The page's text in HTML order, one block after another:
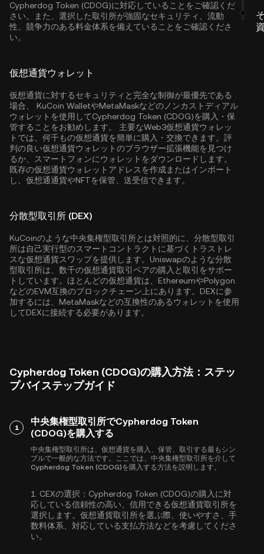
Cypherdog Token (CDOG)に対応していることをご確認くだ
さい。また、選択した取引所が強固なセキュリティ、流動
性、競争力のある料金体系を備えていることをご確認くださ
い。
仮想通貨ウォレット
仮想通貨に対するセキュリティと完全な制御が最優先である
場合、 KuCoin WalletやMetaMaskなどのノンカストディアル
ウォレットを使用してCypherdog Token (CDOG)を購入・保
管することをお勧めします。 主要なWeb3仮想通貨ウォレッ
トでは、何千もの仮想通貨を簡単に購入・交換できます。評
判の良い仮想通貨ウォレットのブラウザー拡張機能を見つけ
るか、スマートフォンにウォレットをダウンロードします。
既存の仮想通貨ウォレットアドレスを作成またはインポート
し、仮想通通貨やNFTを保管、送受信できます。
分散型取引所 (DEX)
KuCoinのような中央集権型取引所とは対照的に、分散型取引
所は自己実行型のスマートコントラクトに基づくトラストレ
スな仮想通貨スワップを提供します。Uniswapのような分散
型取引所は、数千の仮想通貨取引ペアの購入と取引をサポー
トしています。ほとんどの仮想通貨は、 EthereumやPolygon
などのEVM互換のブロックチェーン上にあります。DEXに参
加するには、MetaMaskなどの互換性のあるウォレットを使用
してDEXに接続する必要があります。
Cypherdog Token (CDOG)の購入方法：ステッ
プバイステップガイド
1
中央集権型取引所でCypherdog Token
(CDOG)を購入する
中央集権型取引所は、仮想通貨を購入、保管、取引する最もシン
プルで一般的な方法です。ここでは、中央集権型取引所を介して
Cypherdog Token (CDOG)を購入する方法を説明します。
1. CEXの選択： Cypherdog Token (CDOG)の購入に対
応している信頼性の高い、信用できる仮想通貨取引所を
選択します。仮想通貨取引所を選ぶ際、使いやすさ、手
数料体系、対応している支払方法などを考慮してくださ
い。